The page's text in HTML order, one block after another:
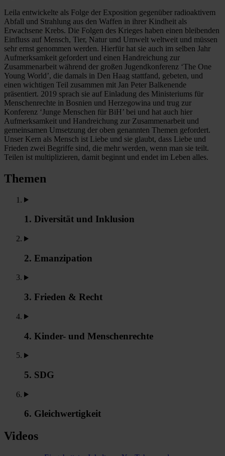
Leila entwickelte als Folge der Exposition gegenüber radioaktivem
Abfall und Strahlung aus den Waffen in ihrer Kindheit als
Erwachsene Krebs. Die Folgen des Krieges haben einen bleibenden
Einfluss auf Mensch, Tier, Natur und Umwelt weltweit und müssen
sehr ernst genommen werden. Hierfür hat sie auch im selben Jahr
Aufmerksamkeit gefordert und einen Handreichung zur
Zusammenarbeit während der großen Jugendkonferenz ‘The One
Young World’, die damals in Den Haag stattfand, gebeten, und
einen wichtigen Teil zusammen mit Jan Peter Balkenende
präsentiert. 2019 sprach sie auf Einladung des Ministeriums für
Menschenrechte in Bosnien und Herzegowina und trug zur
Konferenz ‘Junge Menschen für BiH’ bei und hat auch hier
Aufmerksamkeit und Handreichung zur Zusammenarbeit und
gemeinsamen Umsetzung der oben genannten Themen gefordert.
Unser Kern als Mensch ist Liebe und sie glaubt, dass Liebe und
Frieden zwei Begriffe sind, die mehr werden, wenn man sie teilt.
Teilen ist multiplizieren, damit beginnt und endet im Leben alles.
Themen
1. Diversität und Inklusion
2. Emanzipation
3. Frieden & Recht
4. Kinder- und Menschenrechte
5. SDG
6. Gleichwertigkeit
Videos